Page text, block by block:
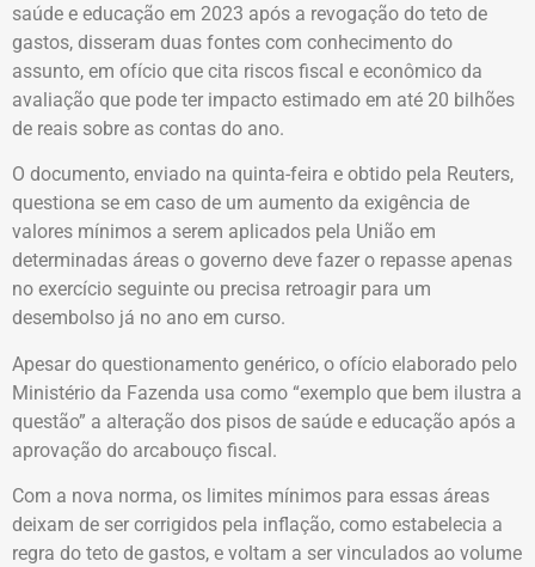
saúde e educação em 2023 após a revogação do teto de
gastos, disseram duas fontes com conhecimento do
assunto, em ofício que cita riscos fiscal e econômico da
avaliação que pode ter impacto estimado em até 20 bilhões
de reais sobre as contas do ano.
O documento, enviado na quinta-feira e obtido pela Reuters,
questiona se em caso de um aumento da exigência de
valores mínimos a serem aplicados pela União em
determinadas áreas o governo deve fazer o repasse apenas
no exercício seguinte ou precisa retroagir para um
desembolso já no ano em curso.
Apesar do questionamento genérico, o ofício elaborado pelo
Ministério da Fazenda usa como “exemplo que bem ilustra a
questão” a alteração dos pisos de saúde e educação após a
aprovação do arcabouço fiscal.
Com a nova norma, os limites mínimos para essas áreas
deixam de ser corrigidos pela inflação, como estabelecia a
regra do teto de gastos, e voltam a ser vinculados ao volume